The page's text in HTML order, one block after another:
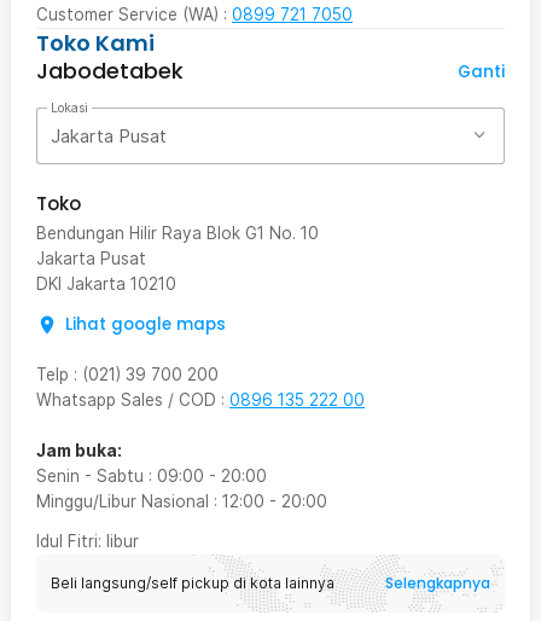
Customer Service (WA) : 0899 721 7050
Toko Kami
Jabodetabek
Ganti
Lokasi
Jakarta Pusat
Toko
Bendungan Hilir Raya Blok G1 No. 10
Jakarta Pusat
DKI Jakarta 10210
Lihat google maps
Telp : (021) 39 700 200
Whatsapp Sales / COD : 0896 135 222 00
Jam buka:
Senin - Sabtu : 09:00 - 20:00
Minggu/Libur Nasional : 12:00 - 20:00
Idul Fitri: libur
Beli langsung/self pickup di kota lainnya Selengkapnya